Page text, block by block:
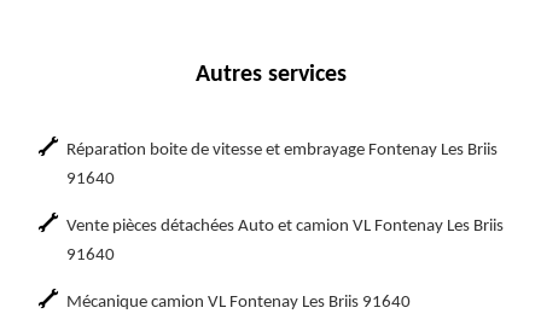
Autres services
Réparation boite de vitesse et embrayage Fontenay Les Briis
91640
Vente pièces détachées Auto et camion VL Fontenay Les Briis
91640
Mécanique camion VL Fontenay Les Briis 91640